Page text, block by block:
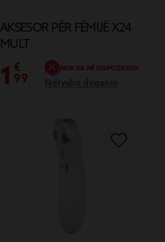
AKSESOR PËR FËMIJË X24
MULT
1 €
99
NUK KA NË DISPOZICION